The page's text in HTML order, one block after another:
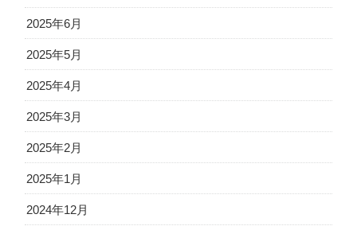
2025年6月
2025年5月
2025年4月
2025年3月
2025年2月
2025年1月
2024年12月